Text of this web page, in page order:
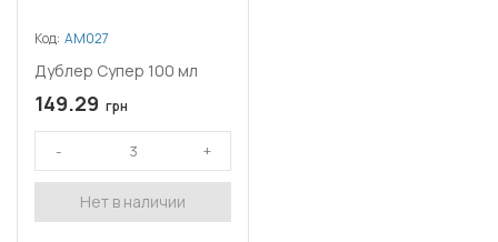
Код: АМ027
Дублер Супер 100 мл
149.29 грн
Нет в наличии